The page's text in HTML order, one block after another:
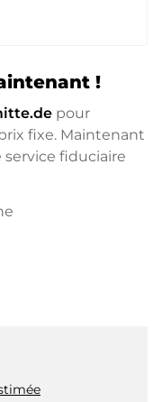
!
pour
fixe. Maintenant
fiduciaire